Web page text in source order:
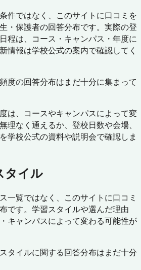
件ではなく、このサイトに口コミを
・保護者の回答分布です。実際の登
程は、コース・キャンパス・年度に
情報は学校公式の案内で確認してく
度の回答分布はまだ十分に集まって
は、コースやキャンパスによって変
理なく通えるか、登校日数や会場、
学校公式の資料や説明会で確認しま
タイル
一覧ではなく、このサイトに口コミ
です。学習スタイルや選んだ理由
キャンパスによって変わる可能性が
タイルに関する回答分布はまだ十分